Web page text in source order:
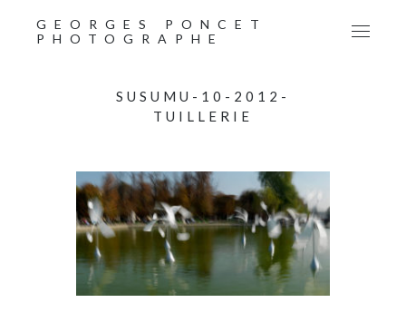
GEORGES PONCET
PHOTOGRAPHE
SUSUMU-10-2012-
TUILLERIE